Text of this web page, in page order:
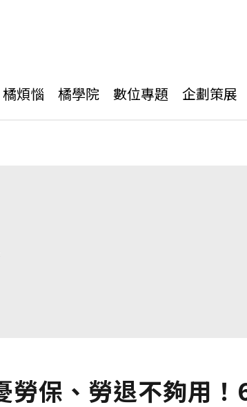
橘煩惱 橘學院 數位專題 企劃策展
勞保、勞退不夠用！